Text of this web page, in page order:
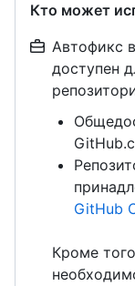
Кто может
Автофикс
доступен
GitHub
Кроме